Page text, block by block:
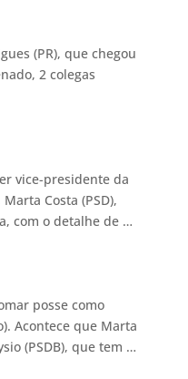
(PR), que chegou
2 colegas
vice-presidente da
Costa (PSD),
com o detalhe de …
posse como
Acontece que Marta
(PSDB), que tem …